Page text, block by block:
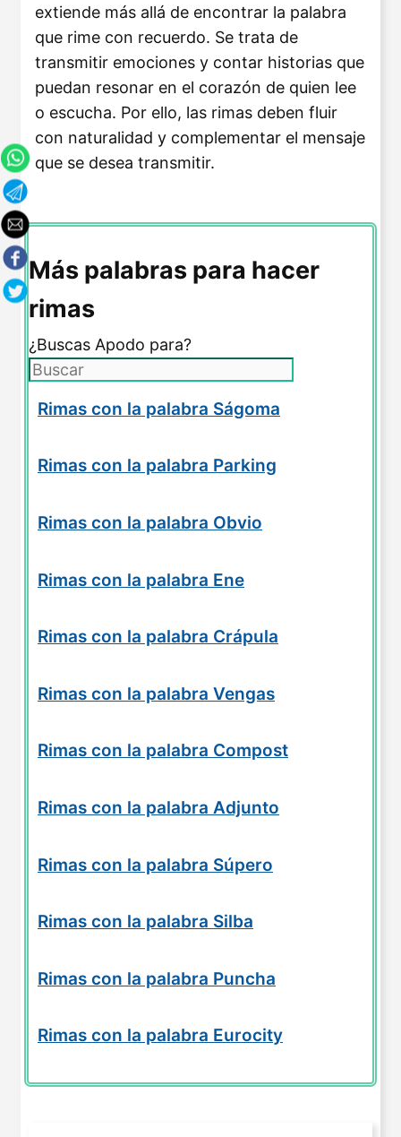
extiende más allá de encontrar la palabra
que rime con recuerdo. Se trata de
transmitir emociones y contar historias que
puedan resonar en el corazón de quien lee
o escucha. Por ello, las rimas deben fluir
con naturalidad y complementar el mensaje
que se desea transmitir.
Más palabras para hacer
rimas
¿Buscas Apodo para?
Rimas con la palabra Ságoma
Rimas con la palabra Parking
Rimas con la palabra Obvio
Rimas con la palabra Ene
Rimas con la palabra Crápula
Rimas con la palabra Vengas
Rimas con la palabra Compost
Rimas con la palabra Adjunto
Rimas con la palabra Súpero
Rimas con la palabra Silba
Rimas con la palabra Puncha
Rimas con la palabra Eurocity